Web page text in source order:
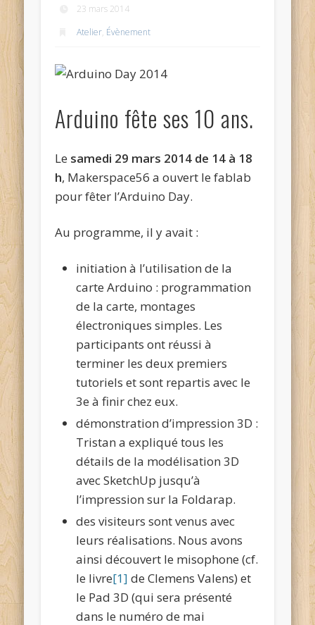
23 mars 2014
Atelier, Évènement
Arduino fête ses 10 ans.
Le samedi 29 mars 2014 de 14 à 18
h, Makerspace56 a ouvert le fablab
pour fêter l’Arduino Day.
Au programme, il y avait :
initiation à l’utilisation de la
carte Arduino : programmation
de la carte, montages
électroniques simples. Les
participants ont réussi à
terminer les deux premiers
tutoriels et sont repartis avec le
3e à finir chez eux.
démonstration d’impression 3D :
Tristan a expliqué tous les
détails de la modélisation 3D
avec SketchUp jusqu’à
l’impression sur la Foldarap.
des visiteurs sont venus avec
leurs réalisations. Nous avons
ainsi découvert le misophone (cf.
le livre[1] de Clemens Valens) et
le Pad 3D (qui sera présenté
dans le numéro de mai